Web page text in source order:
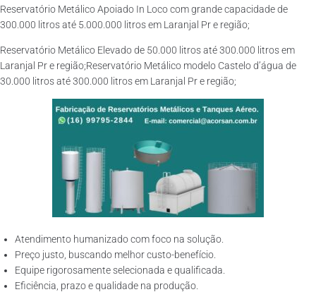
Reservatório Metálico Apoiado In Loco com grande capacidade de
300.000 litros até 5.000.000 litros em Laranjal Pr e região;
Reservatório Metálico Elevado de 50.000 litros até 300.000 litros em
Laranjal Pr e região;Reservatório Metálico modelo Castelo d’água de
30.000 litros até 300.000 litros em Laranjal Pr e região;
Atendimento humanizado com foco na solução.
Preço justo, buscando melhor custo-benefício.
Equipe rigorosamente selecionada e qualificada.
Eficiência, prazo e qualidade na produção.